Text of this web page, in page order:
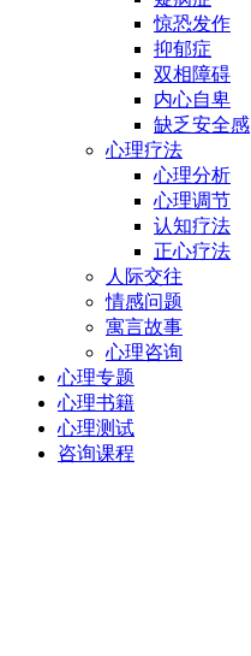
惊恐发作
抑郁症
双相障碍
内心自卑
缺乏安全感
心理疗法
心理分析
心理调节
认知疗法
正心疗法
人际交往
情感问题
寓言故事
心理咨询
心理专题
心理书籍
心理测试
咨询课程